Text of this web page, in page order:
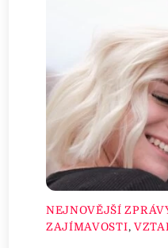
NEJNOVĚJŠÍ
ZAJÍMAVOSTI,